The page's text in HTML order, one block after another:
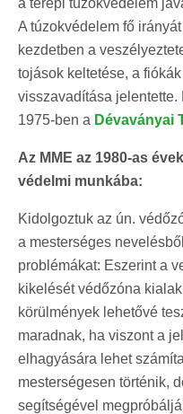
A túzokvédelem fő
kezdetben a
tojások keltetése, a
visszavadítása
1975-ben a Dévaványai
Az MME az 1980-as
védelmi munkába:
Kidolgoztuk az ún.
a mesterséges
problémákat: Eszerint a
kikelését védőzóna
körülmények lehetővé
maradnak, ha viszont a
elhagyására lehet
mesterségesen történik,
segítségével